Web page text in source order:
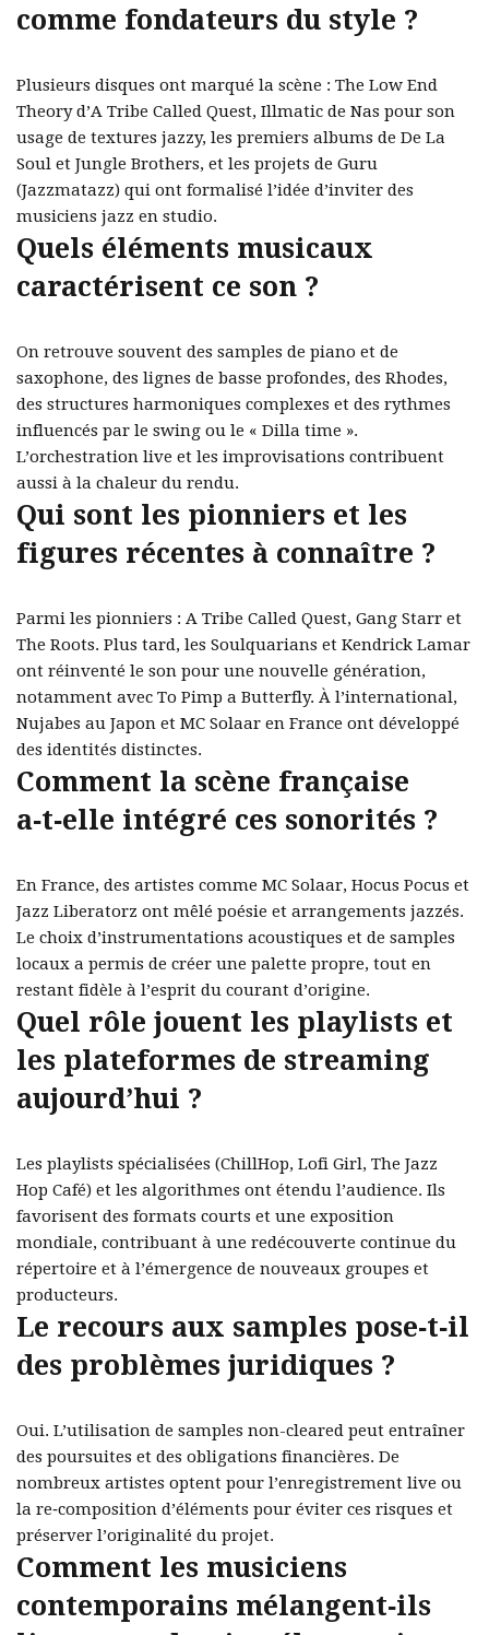
comme fondateurs du style ?
Plusieurs disques ont marqué la scène : The Low End
Theory d’A Tribe Called Quest, Illmatic de Nas pour son
usage de textures jazzy, les premiers albums de De La
Soul et Jungle Brothers, et les projets de Guru
(Jazzmatazz) qui ont formalisé l’idée d’inviter des
musiciens jazz en studio.
Quels éléments musicaux
caractérisent ce son ?
On retrouve souvent des samples de piano et de
saxophone, des lignes de basse profondes, des Rhodes,
des structures harmoniques complexes et des rythmes
influencés par le swing ou le « Dilla time ».
L’orchestration live et les improvisations contribuent
aussi à la chaleur du rendu.
Qui sont les pionniers et les
figures récentes à connaître ?
Parmi les pionniers : A Tribe Called Quest, Gang Starr et
The Roots. Plus tard, les Soulquarians et Kendrick Lamar
ont réinventé le son pour une nouvelle génération,
notamment avec To Pimp a Butterfly. À l’international,
Nujabes au Japon et MC Solaar en France ont développé
des identités distinctes.
Comment la scène française
a‑t‑elle intégré ces sonorités ?
En France, des artistes comme MC Solaar, Hocus Pocus et
Jazz Liberatorz ont mêlé poésie et arrangements jazzés.
Le choix d’instrumentations acoustiques et de samples
locaux a permis de créer une palette propre, tout en
restant fidèle à l’esprit du courant d’origine.
Quel rôle jouent les playlists et
les plateformes de streaming
aujourd’hui ?
Les playlists spécialisées (ChillHop, Lofi Girl, The Jazz
Hop Café) et les algorithmes ont étendu l’audience. Ils
favorisent des formats courts et une exposition
mondiale, contribuant à une redécouverte continue du
répertoire et à l’émergence de nouveaux groupes et
producteurs.
Le recours aux samples pose‑t‑il
des problèmes juridiques ?
Oui. L’utilisation de samples non-cleared peut entraîner
des poursuites et des obligations financières. De
nombreux artistes optent pour l’enregistrement live ou
la re‑composition d’éléments pour éviter ces risques et
préserver l’originalité du projet.
Comment les musiciens
contemporains mélangent‑ils